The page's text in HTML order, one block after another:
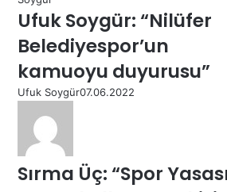
Ufuk Soygür: “Nilüfer
Belediyespor’un
kamuoyu duyurusu”
Ufuk Soygür07.06.2022
Sırma Üç: “Spor